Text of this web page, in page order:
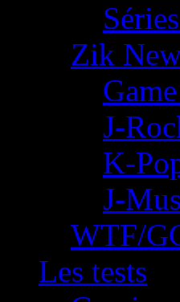
Zik
J-
K-
J-
WTF/
Les tests